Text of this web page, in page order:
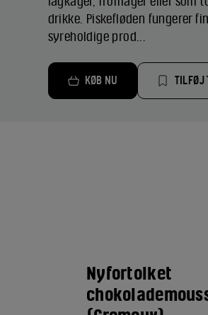
drikke. Piskefløden fungerer
syreholdige prod...
KØB NU TILFØJ
Nyfortolket